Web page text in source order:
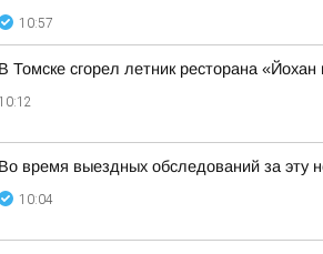
10:57
В Томске сгорел летник ресторана «Йохан
10:12
Во время выездных обследований за эту
10:04